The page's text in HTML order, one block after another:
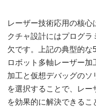
レーザー技術応用の核
クチャ設計にはプログ
欠です。上記の典型的な
ロボット多軸レーザー
加工と仮想デバッグのソ
を選択することで、レ
を効果的に解決できる